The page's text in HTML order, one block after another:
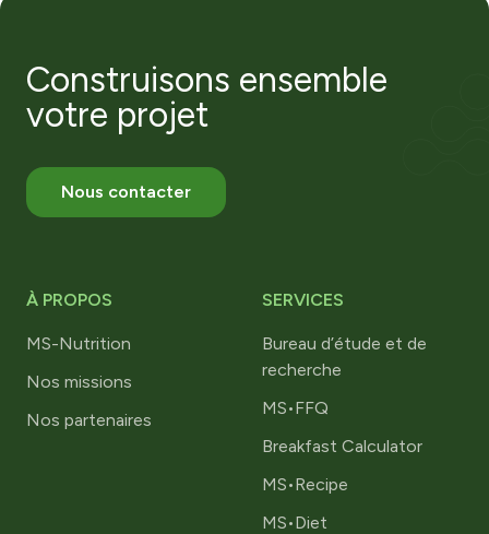
Construisons ensemble
votre projet
Nous contacter
À PROPOS
MS-Nutrition
Nos missions
Nos partenaires
SERVICES
Bureau d’étude et de
recherche
MS•FFQ
Breakfast Calculator
MS•Recipe
MS•Diet